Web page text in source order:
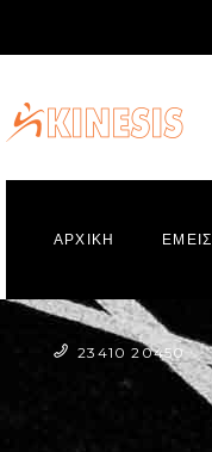
ΑΡΧΙΚΗ ΕΜΕΙΣ
23410 20450